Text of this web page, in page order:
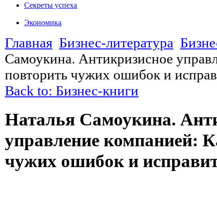
Секреты успеха
Экономика
Главная Бизнес-литература
Самоукина. Антикризисное
повторить чужих ошибок и
Back to: Бизнес-книги
Наталья Самоукина.
управление компанией:
чужих ошибок и